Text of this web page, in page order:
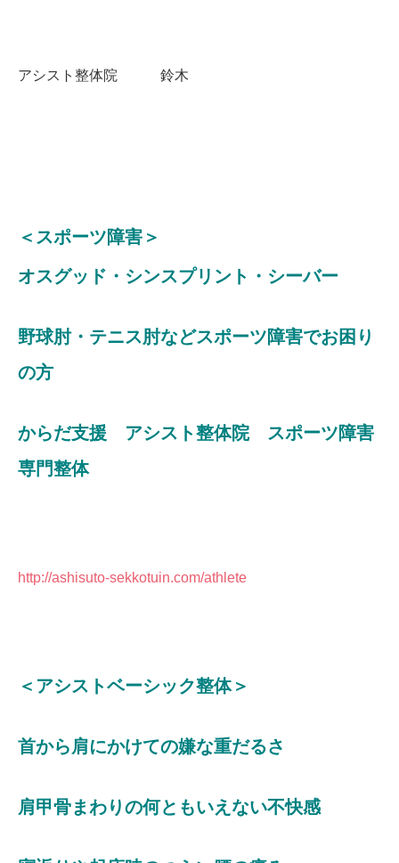
アシスト整体院 鈴木
＜スポーツ障害＞
オスグッド・シンスプリント・シーバー
野球肘・テニス肘などスポーツ障害でお困り
の方
からだ支援 アシスト整体院 スポーツ障害
専門整体
http://ashisuto-sekkotuin.com/athlete
＜アシストベーシック整体＞
首から肩にかけての嫌な重だるさ
肩甲骨まわりの何ともいえない不快感